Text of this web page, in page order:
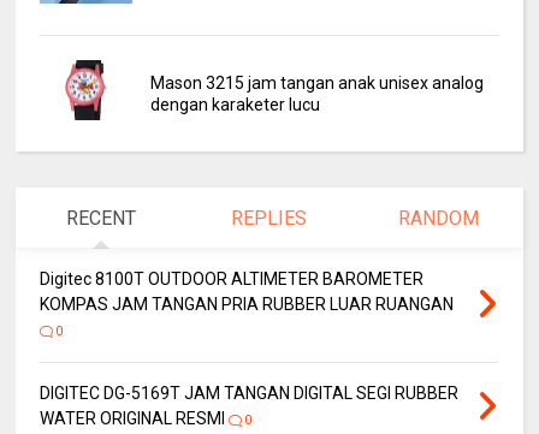
Mason 3215 jam tangan anak unisex analog
dengan karaketer lucu
RECENT REPLIES RANDOM
Digitec 8100T OUTDOOR ALTIMETER BAROMETER
KOMPAS JAM TANGAN PRIA RUBBER LUAR RUANGAN
0
DIGITEC DG-5169T JAM TANGAN DIGITAL SEGI RUBBER
WATER ORIGINAL RESMI
0